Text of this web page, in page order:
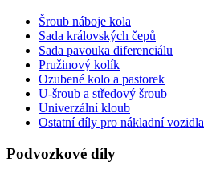
Šroub náboje kola
Sada královských čepů
Sada pavouka diferenciálu
Pružinový kolík
Ozubené kolo a pastorek
U-šroub a středový šroub
Univerzální kloub
Ostatní díly pro nákladní vozidla
Podvozkové díly